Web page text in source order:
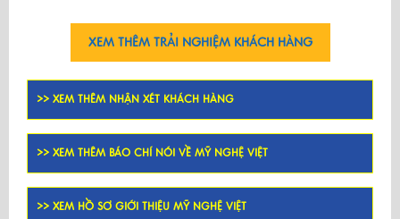
XEM THÊM TRẢI NGHIỆM KHÁCH HÀNG
>> XEM THÊM NHẬN XÉT KHÁCH HÀNG
>> XEM THÊM BÁO CHÍ NÓI VỀ MỸ NGHỆ VIỆT
>> XEM HỒ SƠ GIỚI THIỆU MỸ NGHỆ VIỆT